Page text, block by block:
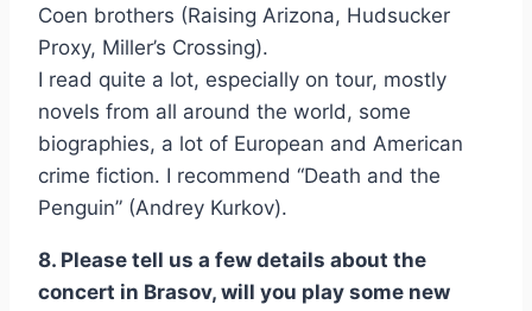
Coen brothers (Raising Arizona, Hudsucker
Proxy, Miller’s Crossing).
I read quite a lot, especially on tour, mostly
novels from all around the world, some
biographies, a lot of European and American
crime fiction. I recommend “Death and the
Penguin” (Andrey Kurkov).
8. Please tell us a few details about the
concert in Brasov, will you play some new